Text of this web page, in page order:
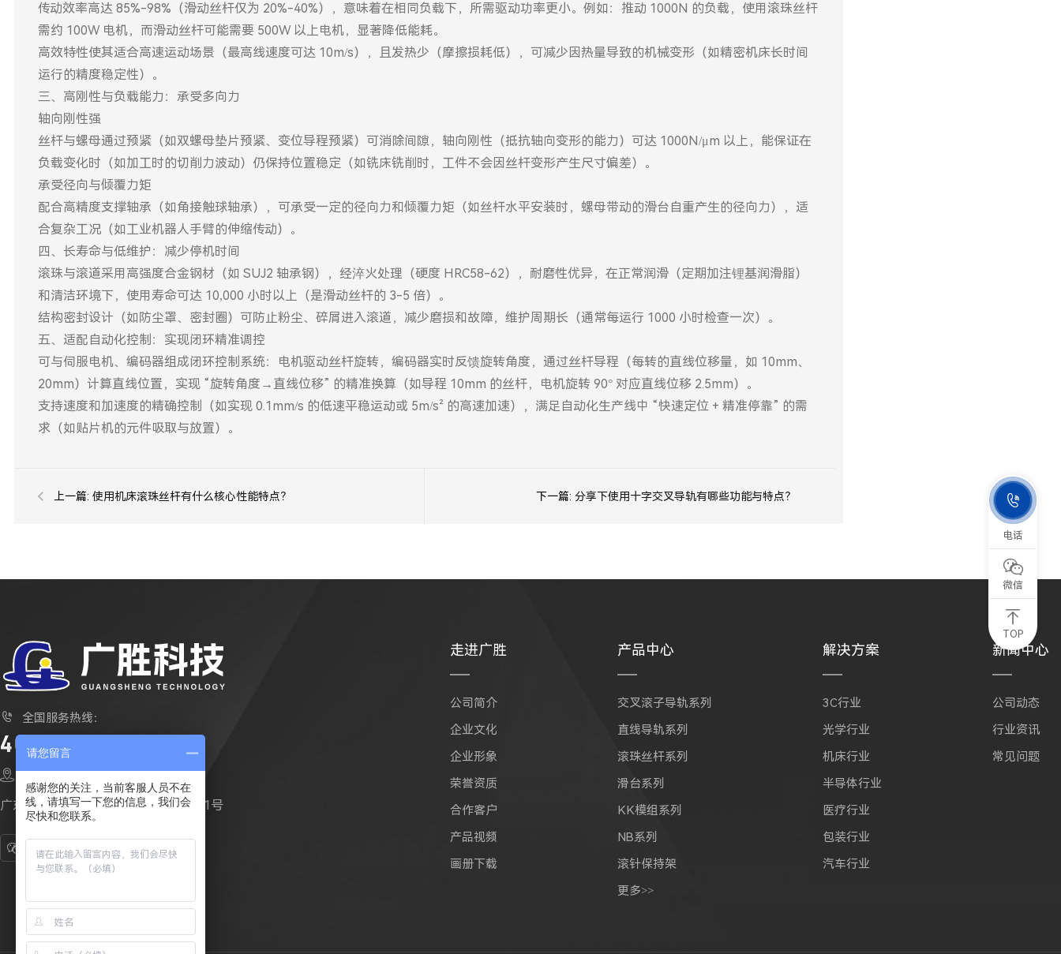
传动效率高达 85%-98%（滑动丝杆仅为 20%-40%），意味着在相同负载下，所需驱动功率更小。例如：推动 1000N 的负载，使用滚珠丝杆
需约 100W 电机，而滑动丝杆可能需要 500W 以上电机，显著降低能耗。
高效特性使其适合高速运动场景（最高线速度可达 10m/s），且发热少（摩擦损耗低），可减少因热量导致的机械变形（如精密机床长时间
运行的精度稳定性）。
三、高刚性与负载能力：承受多向力
轴向刚性强
丝杆与螺母通过预紧（如双螺母垫片预紧、变位导程预紧）可消除间隙，轴向刚性（抵抗轴向变形的能力）可达 1000N/μm 以上，能保证在
负载变化时（如加工时的切削力波动）仍保持位置稳定（如铣床铣削时，工件不会因丝杆变形产生尺寸偏差）。
承受径向与倾覆力矩
配合高精度支撑轴承（如角接触球轴承），可承受一定的径向力和倾覆力矩（如丝杆水平安装时，螺母带动的滑台自重产生的径向力），适
合复杂工况（如工业机器人手臂的伸缩传动）。
四、长寿命与低维护：减少停机时间
滚珠与滚道采用高强度合金钢材（如 SUJ2 轴承钢），经淬火处理（硬度 HRC58-62），耐磨性优异，在正常润滑（定期加注锂基润滑脂）
和清洁环境下，使用寿命可达 10,000 小时以上（是滑动丝杆的 3-5 倍）。
结构密封设计（如防尘罩、密封圈）可防止粉尘、碎屑进入滚道，减少磨损和故障，维护周期长（通常每运行 1000 小时检查一次）。
五、适配自动化控制：实现闭环精准调控
可与伺服电机、编码器组成闭环控制系统：电机驱动丝杆旋转，编码器实时反馈旋转角度，通过丝杆导程（每转的直线位移量，如 10mm、
20mm）计算直线位置，实现 “旋转角度→直线位移” 的精准换算（如导程 10mm 的丝杆，电机旋转 90° 对应直线位移 2.5mm）。
支持速度和加速度的精确控制（如实现 0.1mm/s 的低速平稳运动或 5m/s² 的高速加速），满足自动化生产线中 “快速定位 + 精准停靠” 的需
求（如贴片机的元件吸取与放置）。
上一篇: 使用机床滚珠丝杆有什么核心性能特点？ 下一篇: 分享下使用十字交叉导轨有哪些功能与特点？
 全国服务热线：
400-112-6610

广东省东莞市企石镇江边村新江路181号
  
走进广胜
公司简介
企业文化
企业形象
荣誉资质
合作客户
产品视频
画册下载
产品中心
交叉滚子导轨系列
直线导轨系列
滚珠丝杆系列
滑台系列
KK模组系列
NB系列
滚针保持架
更多>>
解决方案
3C行业
光学行业
机床行业
半导体行业
医疗行业
包装行业
汽车行业
新闻中心
公司动态
行业资讯
常见问题

电话

微信
TOP
请您留言
感谢您的关注，当前客服人员不在
线，请填写一下您的信息，我们会
尽快和您联系。